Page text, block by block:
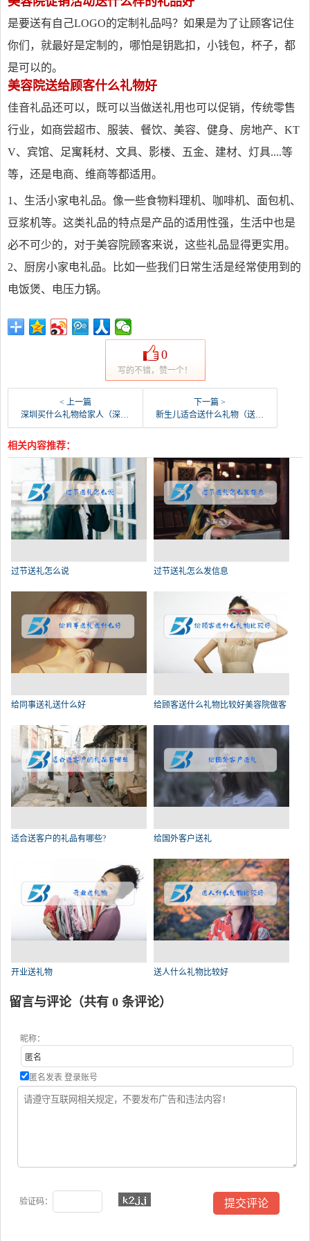
是要送有自己LOGO的定制礼品吗？如果是为了让顾客记住
你们，就最好是定制的，哪怕是钥匙扣，小钱包，杯子，都
是可以的。
美容院送给顾客什么礼物好
佳音礼品还可以，既可以当做送礼用也可以促销，传统零售
行业，如商尝超市、服装、餐饮、美容、健身、房地产、KT
V、宾馆、足寓耗材、文具、影楼、五金、建材、灯具....等
等，还是电商、维商等都适用。
1、生活小家电礼品。像一些食物料理机、咖啡机、面包机、
豆浆机等。这类礼品的特点是产品的适用性强，生活中也是
必不可少的，对于美容院顾客来说，这些礼品显得更实用。
2、厨房小家电礼品。比如一些我们日常生活是经常使用到的
电饭煲、电压力锅。
0
写的不错，赞一个！
< 上一篇
深圳买什么礼物给家人（深圳有什么礼物可以带给朋友）
下一篇 >
新生儿适合送什么礼物（送给新生儿什么礼物）
相关内容推荐：
过节送礼怎么说 过节送礼怎么发信息
给同事送礼送什么好 给顾客送什么礼物比较好美容院做客
适合送客户的礼品有哪些? 给国外客户送礼
开业送礼物 送人什么礼物比较好
留言与评论（共有 0 条评论）
昵称：
匿名发表 登录账号
验证码：